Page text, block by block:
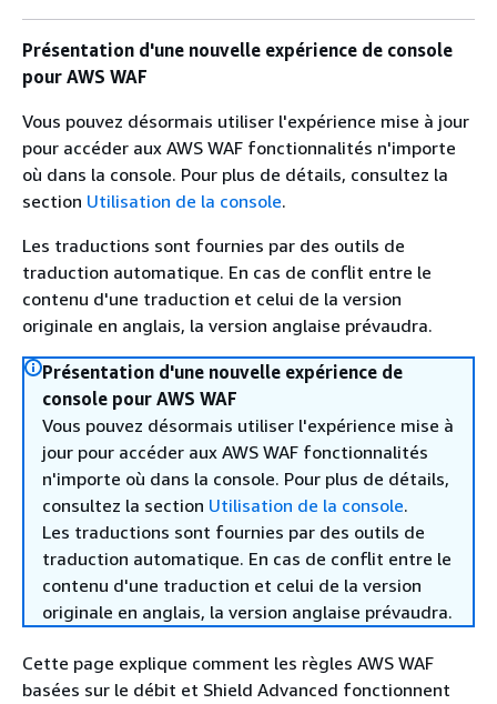
Présentation d'une nouvelle expérience de console
pour AWS WAF
Vous pouvez désormais utiliser l'expérience mise à jour
pour accéder aux AWS WAF fonctionnalités n'importe
où dans la console. Pour plus de détails, consultez la
section Utilisation de la console.
Les traductions sont fournies par des outils de
traduction automatique. En cas de conflit entre le
contenu d'une traduction et celui de la version
originale en anglais, la version anglaise prévaudra.
Présentation d'une nouvelle expérience de
console pour AWS WAF
Vous pouvez désormais utiliser l'expérience mise à
jour pour accéder aux AWS WAF fonctionnalités
n'importe où dans la console. Pour plus de détails,
consultez la section Utilisation de la console.
Les traductions sont fournies par des outils de
traduction automatique. En cas de conflit entre le
contenu d'une traduction et celui de la version
originale en anglais, la version anglaise prévaudra.
Cette page explique comment les règles AWS WAF
basées sur le débit et Shield Advanced fonctionnent